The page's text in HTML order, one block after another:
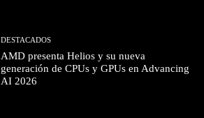
DESTACADOS
AMD presenta Helios y su nueva
generación de CPUs y GPUs en Advancing
AI 2026